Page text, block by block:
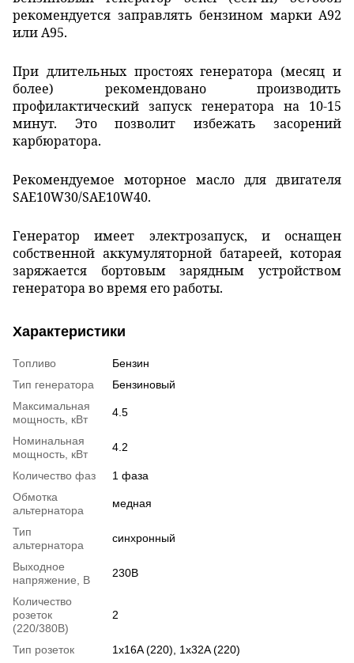
рекомендуется заправлять бензином марки А92
или А95.
При длительных простоях генератора (месяц и
более) рекомендовано производить
профилактический запуск генератора на 10-15
минут. Это позволит избежать засорений
карбюратора.
Рекомендуемое моторное масло для двигателя
SAE10W30/SAE10W40.
Генератор имеет электрозапуск, и оснащен
собственной аккумуляторной батареей, которая
заряжается бортовым зарядным устройством
генератора во время его работы.
Характеристики
Топливо
Бензин
Тип генератора
Бензиновый
Максимальная
мощность, кВт
4.5
Номинальная
мощность, кВт
4.2
Количество фаз
1 фаза
Обмотка
альтернатора
медная
Тип
альтернатора
синхронный
Выходное
напряжение, В
230В
Количество
розеток
(220/380В)
2
Тип розеток
1x16A (220), 1x32A (220)